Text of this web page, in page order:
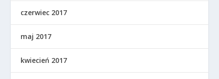
czerwiec 2017
maj 2017
kwiecień 2017